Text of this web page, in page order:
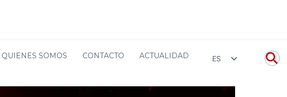
QUIENES SOMOS CONTACTO ACTUALIDAD ES